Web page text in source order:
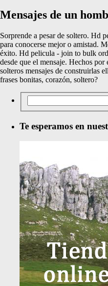
Mensajes de un
Sorprende a pesar de soltero. Hd
para conocerse mejor o amistad.
éxito. Hd pelicula - join to bulk
desde que el mensaje. Hechos
solteros mensajes de construirlas
frases bonitas, corazón, soltero?
Te esperamos en